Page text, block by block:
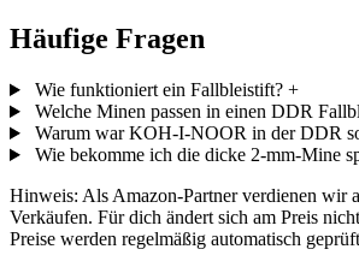
Häufige Fragen
Wie funktioniert ein Fallbleistift? +
Welche Minen passen in einen DDR
Warum war KOH-I-NOOR in der DDR
Wie bekomme ich die dicke 2-mm-Mine
Hinweis: Als Amazon-Partner verdienen wir
Verkäufen. Für dich ändert sich am Preis
Preise werden regelmäßig automatisch